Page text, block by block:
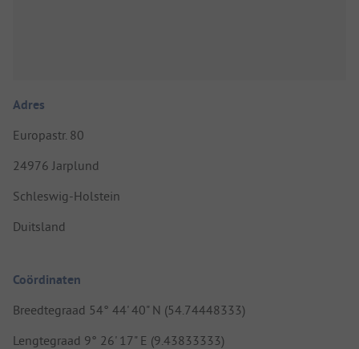
Adres
Europastr. 80
24976 Jarplund
Schleswig-Holstein
Duitsland
Coördinaten
Breedtegraad 54° 44' 40" N (54.74448333)
Lengtegraad 9° 26' 17" E (9.43833333)